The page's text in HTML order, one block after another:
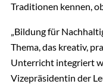
Traditionen kennen,
„Bildung für
Thema, das kreativ,
Unterricht integriert
Vizepräsidentin der